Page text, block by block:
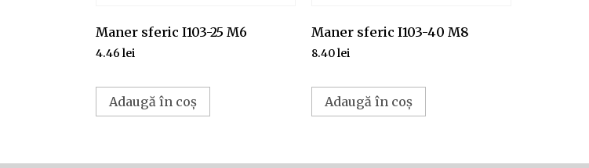
Maner sferic I103-25 M6
4.46 lei
Adaugă în coș
Maner sferic I103-40 M8
8.40lei
Adaugă în coș